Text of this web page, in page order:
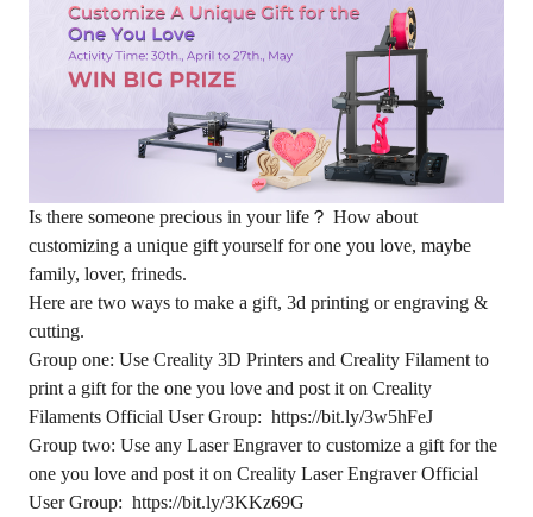
Is there someone precious in your life？ How about
customizing a unique gift yourself for one you love, maybe
family, lover, frineds.
Here are two ways to make a gift, 3d printing or engraving &
cutting.
Group one: Use Creality 3D Printers and Creality Filament to
print a gift for the one you love and post it on Creality
Filaments Official User Group: https://bit.ly/3w5hFeJ
Group two: Use any Laser Engraver to customize a gift for the
one you love and post it on Creality Laser Engraver Official
User Group: https://bit.ly/3KKz69G